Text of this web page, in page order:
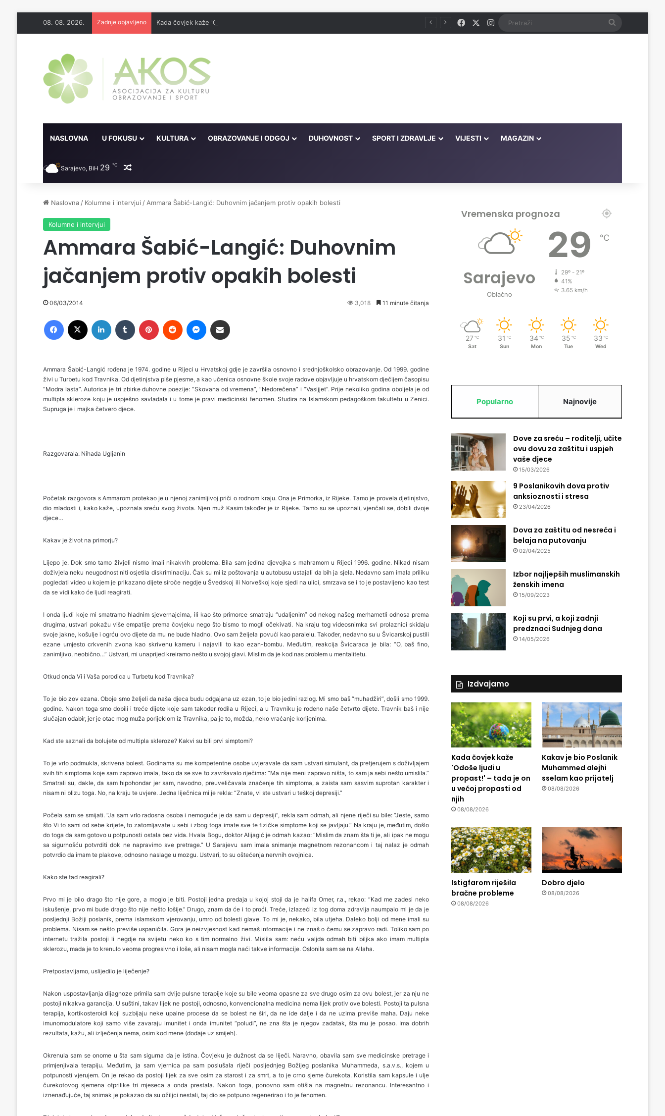
08. 08. 2026. Zadnje objavljeno Kada čovjek kaže 'Odoše ljudi u propast!' – tada je on u većoj propasti od njih FacebookInstagram Pretraži
NASLOVNA U FOKUSU KULTURA OBRAZOVANJE I ODGOJ DUHOVNOST SPORT I ZDRAVLJE VIJESTI MAGAZIN
Sarajevo, BiH 29 ℃ Random članak
Naslovna / Kolumne i intervjui / Ammara Šabić-Langić: Duhovnim jačanjem protiv opakih bolesti
Kolumne i intervjui
Ammara Šabić-Langić: Duhovnim
jačanjem protiv opakih bolesti
06/03/2014 3,018 11 minute čitanja
Ammara Šabić-Langić rođena je 1974. godine u Rijeci u Hrvatskoj gdje je završila osnovno i srednjoškolsko obrazovanje. Od 1999. godine
živi u Turbetu kod Travnika. Od djetinjstva piše pjesme, a kao učenica osnovne škole svoje radove objavljuje u hrvatskom dječijem časopisu
“Modra lasta”. Autorica je tri zbirke duhovne poezije: “Skovana od vremena”, “Nedorečena” i “Vasijjet”. Prije nekoliko godina oboljela je od
multipla skleroze koju je uspješno savladala i u tome je pravi medicinski fenomen. Studira na Islamskom pedagoškom fakultetu u Zenici.
Supruga je i majka četvero djece.
Razgovarala: Nihada Ugljanin
Početak razgovora s Ammarom protekao je u njenoj zanimljivoj priči o rodnom kraju. Ona je Primorka, iz Rijeke. Tamo je provela djetinjstvo,
dio mladosti i, kako kaže, upoznala sreću svog života. Njen muž Kasim također je iz Rijeke. Tamo su se upoznali, vjenčali se, dobili dvoje
djece…
Kakav je život na primorju?
Lijepo je. Dok smo tamo živjeli nismo imali nikakvih problema. Bila sam jedina djevojka s mahramom u Rijeci 1996. godine. Nikad nisam
doživjela neku neugodnost niti osjetila diskriminaciju. Čak su mi iz poštovanja u autobusu ustajali da bih ja sjela. Nedavno sam imala priliku
pogledati video u kojem je prikazano dijete siroče negdje u Švedskoj ili Norveškoj koje sjedi na ulici, smrzava se i to je postavljeno kao test
da se vidi kako će ljudi reagirati.
I onda ljudi koje mi smatramo hladnim sjevernajcima, ili kao što primorce smatraju “udaljenim” od nekog našeg merhametli odnosa prema
drugima, ustvari pokažu više empatije prema čovjeku nego što bismo to mogli očekivati. Na kraju tog videosnimka svi prolaznici skidaju
svoje jakne, košulje i ogrću ovo dijete da mu ne bude hladno. Ovo sam željela povući kao paralelu. Također, nedavno su u Švicarskoj pustili
ezane umjesto crkvenih zvona kao skrivenu kameru i najavili to kao ezan-bombu. Međutim, reakcija Švicaraca je bila: “O, baš fino,
zanimljivo, neobično…” Ustvari, mi unaprijed kreiramo nešto u svojoj glavi. Mislim da je kod nas problem u mentalitetu.
Otkud onda Vi i Vaša porodica u Turbetu kod Travnika?
To je bio zov ezana. Oboje smo željeli da naša djeca budu odgajana uz ezan, to je bio jedini razlog. Mi smo baš “muhadžiri”, došli smo 1999.
godine. Nakon toga smo dobili i treće dijete koje sam također rodila u Rijeci, a u Travniku je rođeno naše četvrto dijete. Travnik baš i nije
slučajan odabir, jer je otac mog muža porijeklom iz Travnika, pa je to, možda, neko vraćanje korijenima.
Kad ste saznali da bolujete od multipla skleroze? Kakvi su bili prvi simptomi?
To je vrlo podmukla, skrivena bolest. Godinama su me kompetentne osobe uvjeravale da sam ustvari simulant, da pretjerujem s doživljajem
svih tih simptoma koje sam zapravo imala, tako da se sve to završavalo riječima: “Ma nije meni zapravo ništa, to sam ja sebi nešto umislila.”
Smatrali su, dakle, da sam hipohondar jer sam, navodno, preuveličavala značenje tih simptoma, a zaista sam sasvim suprotan karakter i
nisam ni blizu toga. No, na kraju te uvjere. Jedna liječnica mi je rekla: “Znate, vi ste ustvari u teškoj depresiji.”
Počela sam se smijati. “Ja sam vrlo radosna osoba i nemoguće je da sam u depresiji”, rekla sam odmah, ali njene riječi su bile: “Jeste, samo
što Vi to sami od sebe krijete, to zatomljavate u sebi i zbog toga imate sve te fizičke simptome koji se javljaju.” Na kraju je, međutim, došlo
do toga da sam gotovo u potpunosti ostala bez vida. Hvala Bogu, doktor Alijagić je odmah kazao: “Mislim da znam šta ti je, ali ipak ne mogu
sa sigurnošću potvrditi dok ne napravimo sve pretrage.” U Sarajevu sam imala snimanje magnetnom rezonancom i taj nalaz je odmah
potvrdio da imam te plakove, odnosno naslage u mozgu. Ustvari, to su oštećenja nervnih ovojnica.
Kako ste tad reagirali?
Prvo mi je bilo drago što nije gore, a moglo je biti. Postoji jedna predaja u kojoj stoji da je halifa Omer, r.a., rekao: “Kad me zadesi neko
iskušenje, prvo mi bude drago što nije nešto lošije.” Drugo, znam da će i to proći. Treće, izlazeći iz tog doma zdravlja naumpalo mi je da je
posljednji Božiji poslanik, prema islamskom vjerovanju, umro od bolesti glave. To mi je, nekako, bila utjeha. Daleko bolji od mene imali su
problema. Nisam se nešto previše uspaničila. Gora je neizvjesnost kad nemaš informacije i ne znaš o čemu se zapravo radi. Toliko sam po
internetu tražila postoji li negdje na svijetu neko ko s tim normalno živi. Mislila sam: neću valjda odmah biti biljka ako imam multipla
sklerozu, mada je to krenulo veoma progresivno i loše, ali nisam mogla naći takve informacije. Oslonila sam se na Allaha.
Pretpostavljamo, uslijedilo je liječenje?
Nakon uspostavljanja dijagnoze primila sam dvije pulsne terapije koje su bile veoma opasne za sve drugo osim za ovu bolest, jer za nju ne
postoji nikakva garancija. U suštini, takav lijek ne postoji, odnosno, konvencionalna medicina nema lijek protiv ove bolesti. Postoji ta pulsna
terapija, kortikosteroidi koji suzbijaju neke upalne procese da se bolest ne širi, da ne ide dalje i da ne uzima previše maha. Daju neke
imunomodulatore koji samo više zavaraju imunitet i onda imunitet “poludi”, ne zna šta je njegov zadatak, šta mu je posao. Ima dobrih
rezultata, kažu, ali izlječenja nema, osim kod mene (dodaje uz smijeh).
Okrenula sam se onome u šta sam sigurna da je istina. Čovjeku je dužnost da se liječi. Naravno, obavila sam sve medicinske pretrage i
primjenjivala terapiju. Međutim, ja sam vjernica pa sam poslušala riječi posljednjeg Božijeg poslanika Muhammeda, s.a.v.s., kojem u
potpunosti vjerujem. On je rekao da postoji lijek za sve osim za starost i za smrt, a to je crno sjeme čurekota. Koristila sam kapsule i ulje
čurekotovog sjemena otprilike tri mjeseca a onda prestala. Nakon toga, ponovno sam otišla na magnetnu rezonancu. Interesantno i
iznenađujuće, taj snimak je pokazao da su ožiljci nestali, taj dio se potpuno regenerirao i to je fenomen.
Vremenska prognoza
Sarajevo
Oblačno
29 ℃
29º - 21º
41%
3.65 km/h
27 ℃
Sat
31 ℃
Sun
34 ℃
Mon
35 ℃
Tue
33 ℃
Wed
Popularno Najnovije
Dove za sreću – roditelji, učite
ovu dovu za zaštitu i uspjeh
vaše djece
15/03/2026
9 Poslanikovih dova protiv
anksioznosti i stresa
23/04/2026
Dova za zaštitu od nesreća i
belaja na putovanju
02/04/2025
Izbor najljepših muslimanskih
ženskih imena
15/09/2023
Koji su prvi, a koji zadnji
predznaci Sudnjeg dana
14/05/2026
Izdvajamo
Kada čovjek kaže
'Odoše ljudi u
propast!' – tada je on
u većoj propasti od
njih
08/08/2026
Kakav je bio Poslanik
Muhammed alejhi
sselam kao prijatelj
08/08/2026
Istigfarom riješila
bračne probleme
08/08/2026
Dobro djelo
08/08/2026